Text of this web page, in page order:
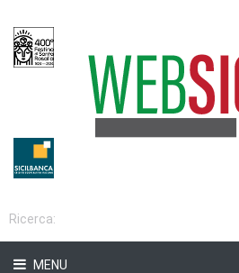
MENU